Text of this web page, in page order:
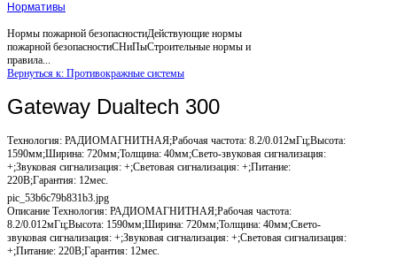
Нормативы
Нормы пожарной безопасностиДействующие нормы
пожарной безопасностиСНиПыСтроительные нормы и
правила...
Вернуться к: Противокражные системы
Gateway Dualtech 300
Технология: РАДИОМАГНИТНАЯ;Рабочая частота: 8.2/0.012мГц;Высота:
1590мм;Ширина: 720мм;Толщина: 40мм;Свето-звуковая сигнализация:
+;Звуковая сигнализация: +;Световая сигнализация: +;Питание:
220В;Гарантия: 12мес.
pic_53b6c79b831b3.jpg
Описание Технология: РАДИОМАГНИТНАЯ;Рабочая частота:
8.2/0.012мГц;Высота: 1590мм;Ширина: 720мм;Толщина: 40мм;Свето-
звуковая сигнализация: +;Звуковая сигнализация: +;Световая сигнализация:
+;Питание: 220В;Гарантия: 12мес.